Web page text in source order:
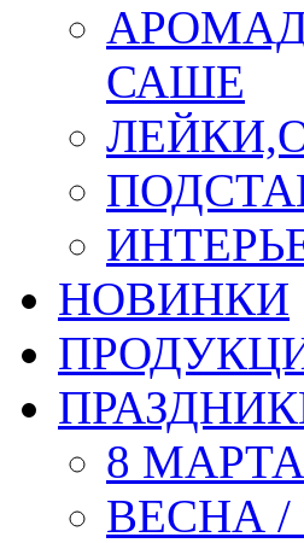
САШЕ
НОВИНКИ
8
ВЕСНА